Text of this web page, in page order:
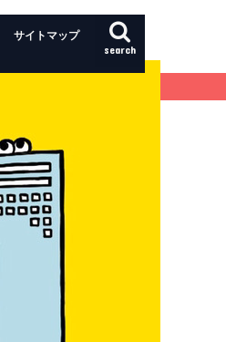
search
サイトマップ